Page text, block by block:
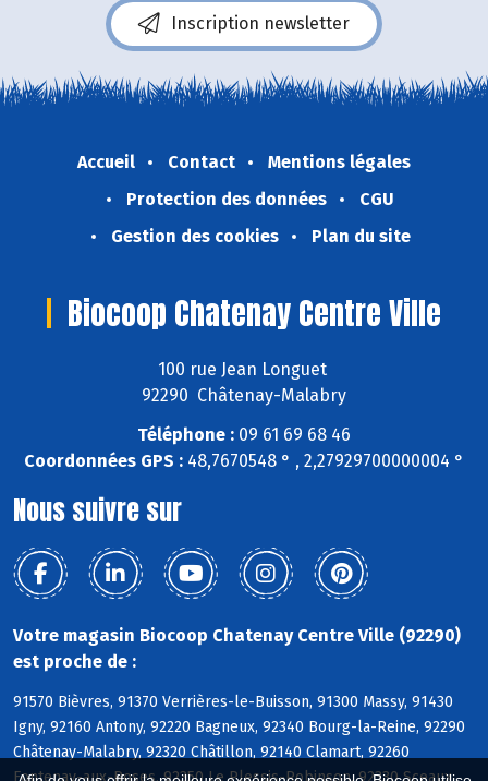
Inscription newsletter
Accueil Contact
Mentions légales
Protection des données
CGU
Gestion des cookies
Plan du site
Biocoop Chatenay Centre Ville
100 rue Jean Longuet
92290 Châtenay-Malabry
Téléphone : 09 61 69 68 46
Coordonnées GPS : 48,7670548 ° , 2,27929700000004 °
Nous suivre sur
Votre magasin Biocoop Chatenay Centre Ville (92290)
est proche de :
91570 Bièvres, 91370 Verrières-le-Buisson, 91300 Massy, 91430
Igny, 92160 Antony, 92220 Bagneux, 92340 Bourg-la-Reine, 92290
Châtenay-Malabry, 92320 Châtillon, 92140 Clamart, 92260